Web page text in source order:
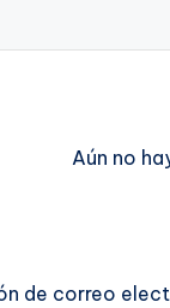
Aún no
de correo